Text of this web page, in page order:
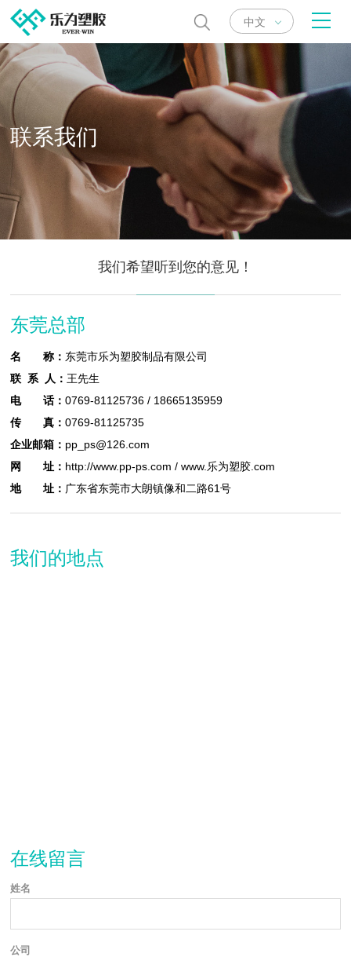
中文
联系我们
我们希望听到您的意见！
东莞总部
名 称： 东莞市乐为塑胶制品有限公司
联 系 人： 王先生
电
话：0769-81125736 / 18665135959
传
真：0769-81125735
企业邮箱： pp_ps@126.com
网
址： http://www.pp-ps.com / www.乐为塑胶.com
地
址： 广东省东莞市大朗镇像和二路61号
我们的地点
在线留言
姓名
公司